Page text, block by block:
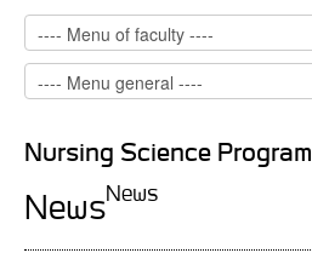
Nursing Science Program
News
News